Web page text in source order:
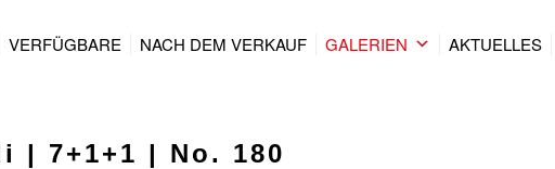
VERFÜGBARE NACH DEM VERKAUF GALERIEN AKTUELLES
| 7+1+1 | No. 180